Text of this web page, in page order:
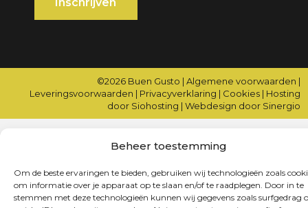
Beheer toestemming
Om de beste ervaringen te bieden, gebruiken wij technologieën zoals
om informatie over je apparaat op te slaan en/of te raadplegen. Door in te
stemmen met deze technologieën kunnen wij gegevens zoals surfgedrag
©2026 Buen Gusto | Algemene voorwaarden |
Leveringsvoorwaarden | Privacyverklaring | Cookies | Hosting
door Siohosting | Webdesign door Sinergio